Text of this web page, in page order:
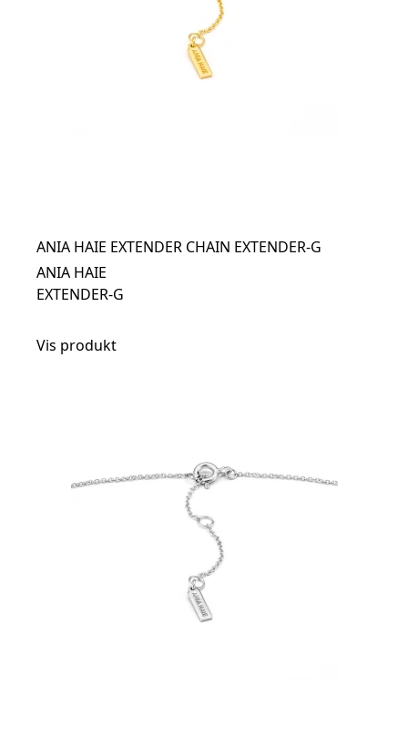
ANIA HAIE EXTENDER CHAIN EXTENDER-G
ANIA HAIE
EXTENDER-G
Vis produkt